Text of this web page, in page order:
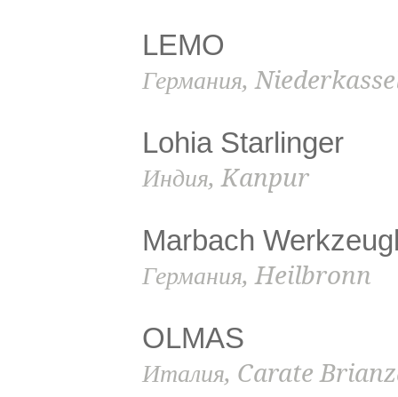
LEMO
Германия,
Lohia Starlinger
Индия, Kanpur
Marbach
Германия, Heilbronn
OLMAS
Италия, Carate